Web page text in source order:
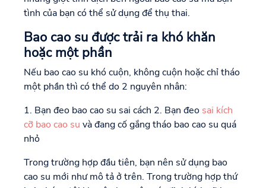
tình của bạn có thể sử dụng để thụ thai.
Bao cao su được trải ra khó khăn
hoặc một phần
Nếu bao cao su khó cuộn, không cuộn hoặc chỉ tháo
một phần thì có thể do 2 nguyên nhân:
1. Bạn đeo bao cao su sai cách 2. Bạn đeo sai kích
cỡ bao cao su và đang cố gắng tháo bao cao su quá
nhỏ
Trong trường hợp đầu tiên, bạn nên sử dụng bao
cao su mới như mô tả ở trên. Trong trường hợp thứ